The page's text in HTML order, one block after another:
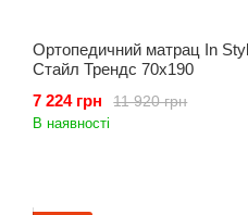
Ортопедичний матрац In
Стайл Трендс 70x190
11 920 грн
7 224 грн
В наявності